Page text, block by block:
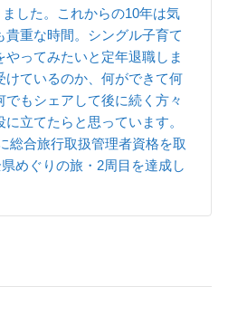
した。これからの10年は気
貴重な時間。シングル子育て
やってみたいと定年退職しま
けているのか、何ができて何
もシェアして後に続く方々
立てたらと思っています。
総合旅行取扱管理者資格を取
めぐりの旅・2周目を達成し